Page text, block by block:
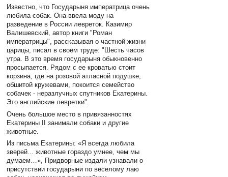
Известно, что Государыня императрица очень
любила собак. Она ввела моду на
разведение в России левреток. Казимир
Валишевский, автор книги "Роман
императрицы", рассказывая о частной жизни
царицы, писал в своем труде: "Шесть часов
утра. В это время государыня обыкновенно
просыпается. Рядом с ее кроватью стоит
корзина, где на розовой атласной подушке,
обшитой кружевами, покоится семейство
собачек - неразлучных спутников Екатерины.
Это английские левретки".
Очень большое место в привязанностях
Екатерины II занимали собаки и другие
животные.
Из письма Екатерины: «Я всегда любила
зверей... животные гораздо умнее, чем мы
думаем…», Придворные издали узнавали о
присутствии государыни по веселому лаю